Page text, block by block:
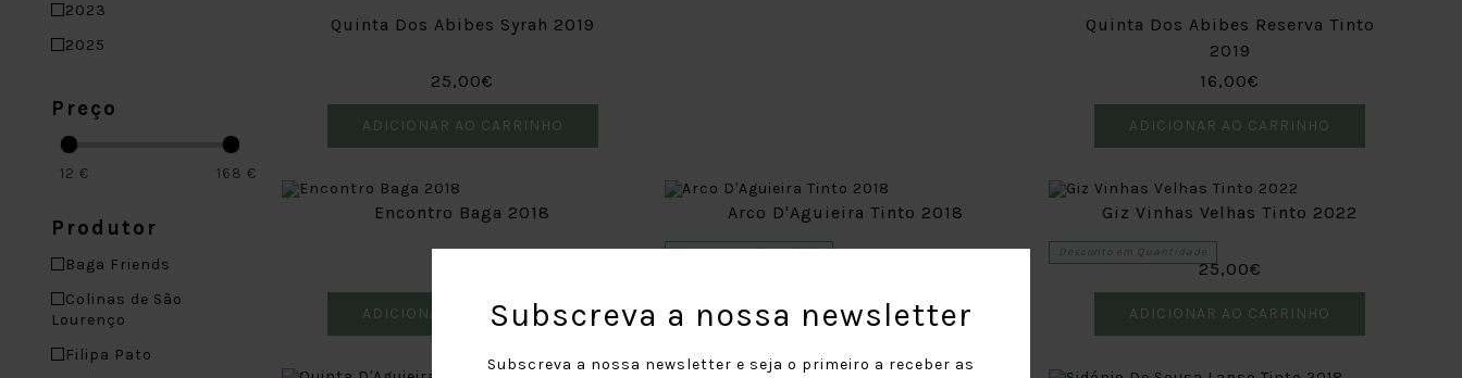
2023
2025
Preço
12 € 168 €
Produtor
Baga Friends
Colinas de São
Lourenço
Filipa Pato
Quinta Dos Abibes Syrah 2019
25,00€
ADICIONAR AO CARRINHO
Quinta Dos Abibes Reserva Tinto
2019
16,00€
ADICIONAR AO CARRINHO
Encontro Baga 2018
ADICIONAR AO CARRINHO
Arco D'Aguieira Tinto 2018
Desconto em Quantidade
ADICIONAR AO CARRINHO
Giz Vinhas Velhas Tinto 2022
25,00€
Desconto em Quantidade
ADICIONAR AO CARRINHO
Subscreva a nossa newsletter
Subscreva a nossa newsletter e seja o primeiro a receber as